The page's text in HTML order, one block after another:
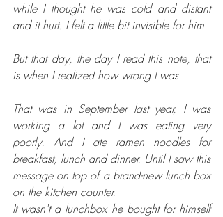
while I thought he was cold and distant
and it hurt. I felt a little bit invisible for him.
But that day, the day I read this note, that
is when I realized how wrong I was.
That was in September last year, I was
working a lot and I was eating very
poorly. And I ate ramen noodles for
breakfast, lunch and dinner. Until I saw this
message on top of a brand-new lunch box
on the kitchen counter.
It wasn't a lunchbox he bought for himself